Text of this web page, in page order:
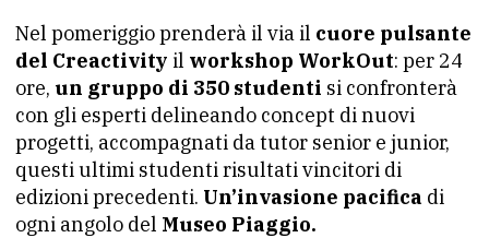
Nel pomeriggio prenderà il via il cuore pulsante
del Creactivity il workshop WorkOut: per 24
ore, un gruppo di 350 studenti si confronterà
con gli esperti delineando concept di nuovi
progetti, accompagnati da tutor senior e junior,
questi ultimi studenti risultati vincitori di
edizioni precedenti. Un’invasione pacifica di
ogni angolo del Museo Piaggio.